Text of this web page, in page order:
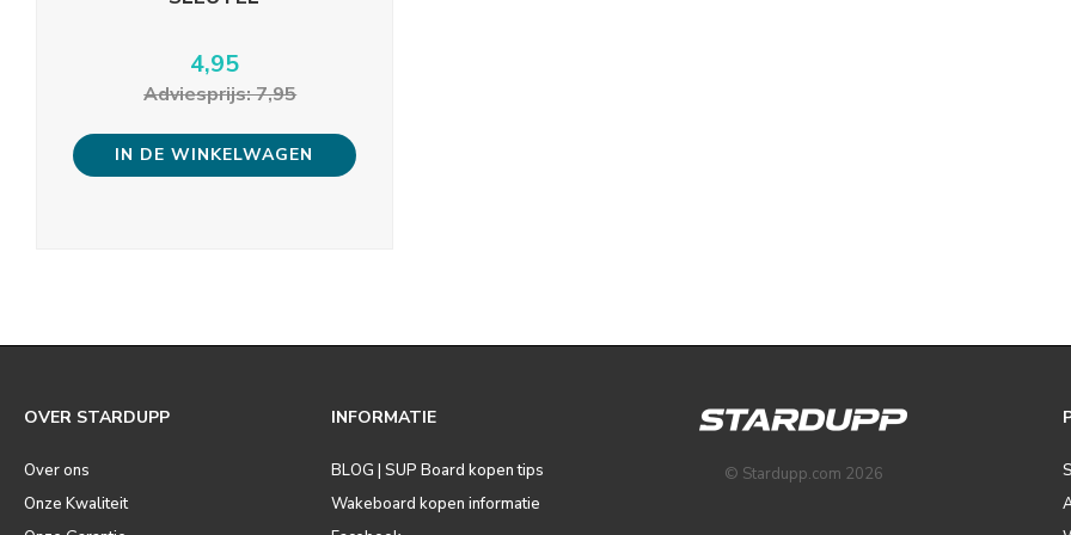
4,95
Adviesprijs: 7,95
IN DE WINKELWAGEN
OVER STARDUPP
Over ons
Onze Kwaliteit
INFORMATIE
BLOG | SUP Board kopen tips
Wakeboard kopen informatie
© Stardupp.com 2026